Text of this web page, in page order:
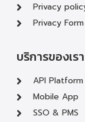
Privacy
Privacy Form
บริการของเรา
API Platform
Mobile App
SSO & PMS